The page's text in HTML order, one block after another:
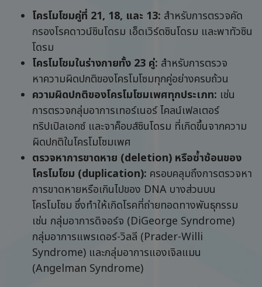
โครโมโซมคู่ที่ 21, 18, และ 13: สำหรับการตรวจคัด
กรองโรคดาวน์ซินโดรม เอ็ดเวิร์ดซินโดรม และพาทัวซิน
โดรม
โครโมโซมในร่างกายทั้ง 23 คู่: สำหรับการตรวจ
หาความผิดปกติของโครโมโซมทุกคู่อย่างครบถ้วน
ความผิดปกติของโครโมโซมเพศทุกประเภท: เช่น
การตรวจกลุ่มอาการเทอร์เนอร์ ไคลน์เฟลเตอร์
ทริปเปิลเอกซ์ และจาค็อบส์ซินโดรม ที่เกิดขึ้นจากความ
ผิดปกติในโครโมโซมเพศ
ตรวจหาการขาดหาย (deletion) หรือซ้ำซ้อนของ
โครโมโซม (duplication): ครอบคลุมถึงการตรวจหา
การขาดหายหรือเกินไปของ DNA บางส่วนบน
โครโมโซม ซึ่งทำให้เกิดโรคที่ถ่ายทอดทางพันธุกรรม
เช่น กลุ่มอาการดิจอร์จ (DiGeorge Syndrome)
กลุ่มอาการแพรเดอร์-วิลลี (Prader-Willi
Syndrome) และกลุ่มอาการแองเจิลแมน
(Angelman Syndrome)